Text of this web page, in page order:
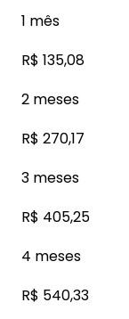
1 mês
R$ 135,08
2 meses
R$ 270,17
3 meses
R$ 405,25
4 meses
R$ 540,33